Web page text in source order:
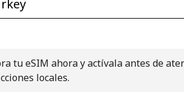
o
tu eSIM ahora y actívala antes de
locales.